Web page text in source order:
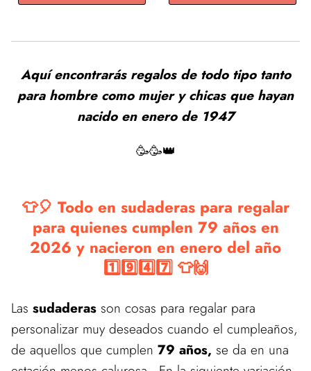
Aquí encontrarás regalos de todo tipo tanto
para hombre como mujer y chicas que hayan
nacido en enero de 1947
🥳🥳👑
👕🎈 Todo en sudaderas para regalar
para quienes cumplen 79 años en
2026 y nacieron en enero del año
1️⃣9️⃣4️⃣7️⃣ 👕🙌
Las sudaderas son cosas para regalar para
personalizar muy deseados cuando el cumpleaños,
de aquellos que cumplen 79 años, se da en una